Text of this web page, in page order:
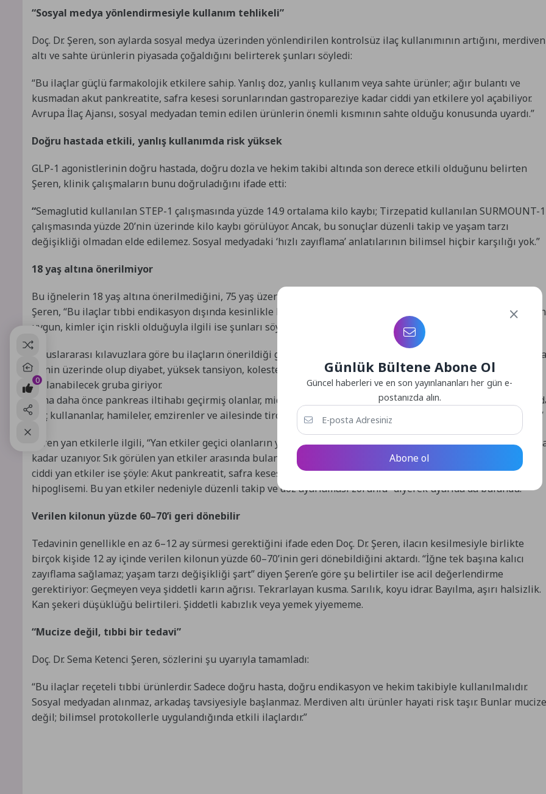
“Sosyal medya yönlendirmesiyle kullanım tehlikeli”
Doç. Dr. Şeren, son aylarda sosyal medya üzerinden yönlendirilen kontrolsüz ilaç kullanımının artığını, merdiven
altı ve sahte ürünlerin piyasada çoğaldığını belirterek şunları söyledi:
“Bu ilaçlar güçlü farmakolojik etkilere sahip. Yanlış doz, yanlış kullanım veya sahte ürünler; ağır bulantı ve
kusmadan akut pankreatite, safra kesesi sorunlarından gastropareziye kadar ciddi yan etkilere yol açabiliyor.
Avrupa İlaç Ajansı, sosyal medyadan temin edilen ürünlerin önemli kısmının sahte olduğu konusunda uyardı.”
Doğru hastada etkili, yanlış kullanımda risk yüksek
GLP-1 agonistlerinin doğru hastada, doğru dozla ve hekim takibi altında son derece etkili olduğunu belirten
Şeren, klinik çalışmaların bunu doğruladığını ifade etti:
“Semaglutid kullanılan STEP-1 çalışmasında yüzde 14.9 ortalama kilo kaybı; Tirzepatid kullanılan SURMOUNT-1
çalışmasında yüzde 20’nin üzerinde kilo kaybı görülüyor. Ancak, bu sonuçlar düzenli takip ve yaşam tarzı
değişikliği olmadan elde edilemez. Sosyal medyadaki ‘hızlı zayıflama’ anlatılarının bilimsel hiçbir karşılığı yok.”
18 yaş altına önerilmiyor
Bu iğnelerin 18 yaş altına önerilmediğini, 75 yaş üzerinin ise dikkatle değerlendirilmesi gerektiğini ekleyen
Şeren, “Bu ilaçlar tıbbi endikasyon dışında kesinlikle kullanılmamalı” dedi. Bu iğnelerin kullanımının kimler için
uygun, kimler için riskli olduğuyla ilgili ise şunları söyledi:
“Uluslararası kılavuzlara göre bu ilaçların önerildiği gruplar vücut kitle indeksi 30’un üzerinde olan kişiler ya da
27’nin üzerinde olup diyabet, yüksek tansiyon, kolesterol yüksekliği gibi ek hastalıkları olanlar bu ilaçları
kullanabilecek gruba giriyor.
Ama daha önce pankreas iltihabı geçirmiş olanlar, mide boşalması çok yavaş olanlar (mide tembelliği), çok
ilaç kullananlar, hamileler, emzirenler ve ailesinde tiroit kanseri öyküsü bulunanlar riskli grupta kabul ediliyor.”
Şeren yan etkilerle ilgili, “Yan etkiler geçici olanların yansı sıra hayati tehlike olarak değerlendirilecek
kadar uzanıyor. Sık görülen yan etkiler arasında bulantı, kusma, ishal, kabızlık, baş dönmesi bulunuyor. Daha
ciddi yan etkiler ise şöyle: Akut pankreatit, safra kesesi taşları ve safra yolu sorunları, gastroparezi, nadiren
hipoglisemi. Bu yan etkiler nedeniyle düzenli takip ve doz ayarlaması zorunlu” diyerek uyarıda da bulundu.
Verilen kilonun yüzde 60–70’i geri dönebilir
Tedavinin genellikle en az 6–12 ay sürmesi gerektiğini ifade eden Doç. Dr. Şeren, ilacın kesilmesiyle birlikte
birçok kişide 12 ay içinde verilen kilonun yüzde 60–70’inin geri dönebildiğini aktardı. “İğne tek başına kalıcı
zayıflama sağlamaz; yaşam tarzı değişikliği şart” diyen Şeren’e göre şu belirtiler ise acil değerlendirme
gerektiriyor: Geçmeyen veya şiddetli karın ağrısı. Tekrarlayan kusma. Sarılık, koyu idrar. Bayılma, aşırı halsizlik.
Kan şekeri düşüklüğü belirtileri. Şiddetli kabızlık veya yemek yiyememe.
“Mucize değil, tıbbi bir tedavi”
Doç. Dr. Sema Ketenci Şeren, sözlerini şu uyarıyla tamamladı:
“Bu ilaçlar reçeteli tıbbi ürünlerdir. Sadece doğru hasta, doğru endikasyon ve hekim takibiyle kullanılmalıdır.
Sosyal medyadan alınmaz, arkadaş tavsiyesiyle başlanmaz. Merdiven altı ürünler hayati risk taşır. Bunlar mucize
değil; bilimsel protokollerle uygulandığında etkili ilaçlardır.”
0
Günlük Bültene Abone Ol
Güncel haberleri ve en son yayınlananları her gün e-
postanızda alın.
Abone ol